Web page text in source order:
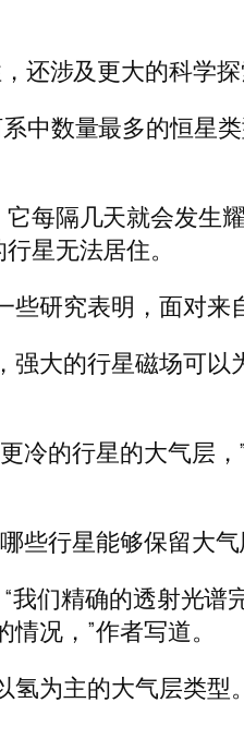
还涉及更大的科学探
中数量最多的恒星
每隔几天就会发
星无法居住。
研究表明，面对来
大的行星磁场可
的行星的大气层
些行星能够保留大
们精确的透射光
况，”作者写道。
为主的大气层类